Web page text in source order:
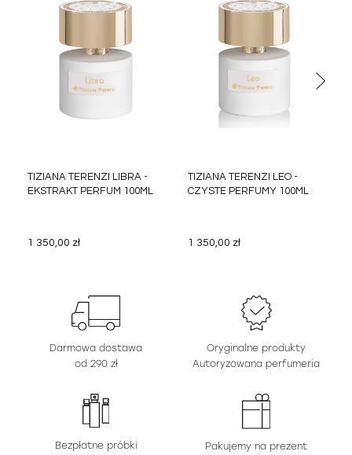
TIZIANA TERENZI LIBRA -
EKSTRAKT PERFUM 100ML
1 350,00 zł
TIZIANA TERENZI LEO -
CZYSTE PERFUMY 100ML
1 350,00 zł
Darmowa dostawa
od 290 zł
Oryginalne produkty
Autoryzowana perfumeria
Bezpłatne próbki
Pakujemy na prezent